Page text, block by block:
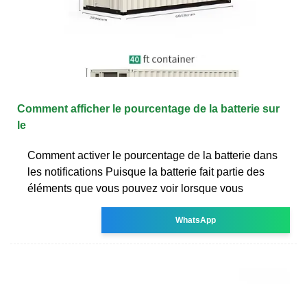
Comment afficher le pourcentage de la batterie sur
le
Comment activer le pourcentage de la batterie dans
les notifications Puisque la batterie fait partie des
éléments que vous pouvez voir lorsque vous
WhatsApp